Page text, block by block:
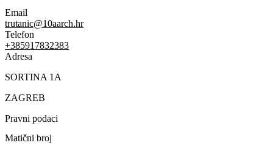
Email
trutanic@10aarch.hr
Telefon
+385917832383
Adresa
SORTINA 1A
ZAGREB
Pravni podaci
Matični broj